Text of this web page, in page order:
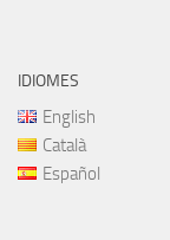
IDIOMES
English
Català
Español